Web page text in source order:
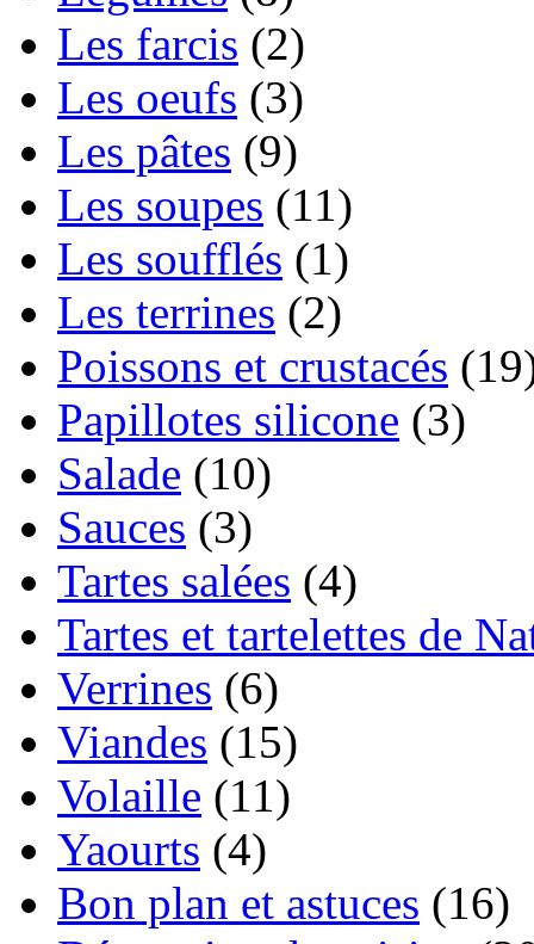
Les farcis (2)
Les oeufs (3)
Les pâtes (9)
Les soupes (11)
Les soufflés (1)
Les terrines (2)
Poissons et crustacés
Papillotes silicone (3)
Salade (10)
Sauces (3)
Tartes salées (4)
Tartes et tartelettes de
Verrines (6)
Viandes (15)
Volaille (11)
Yaourts (4)
Bon plan et astuces (16)